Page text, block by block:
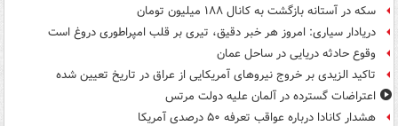
سکه در آستانه بازگشت به کانال ۱۸۸ میلیون تومان
دریادار سیاری: امروز هر خبر دقیق، تیری بر قلب امپراطوری دروغ است
وقوع حادثه دریایی در ساحل عمان
تاکید الزیدی بر خروج نیروهای آمریکایی از عراق در تاریخ تعیین شده
اعتراضات گسترده در آلمان علیه دولت مرتس
هشدار کانادا درباره عواقب تعرفه ۵۰ درصدی آمریکا